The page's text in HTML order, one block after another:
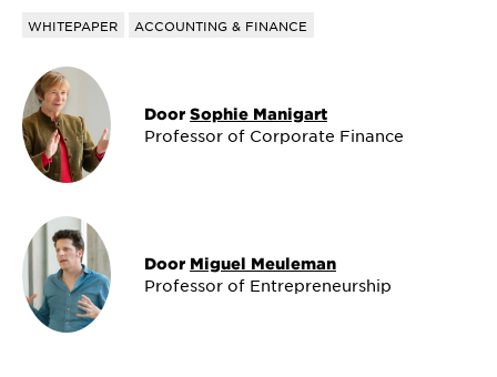
WHITEPAPER ACCOUNTING & FINANCE
Door Sophie Manigart
Professor of Corporate Finance
Door Miguel Meuleman
Professor of Entrepreneurship